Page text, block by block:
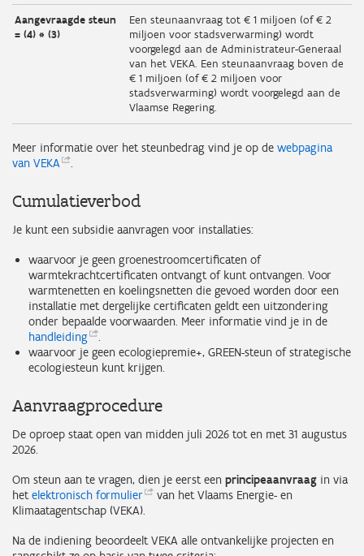
Aangevraagde steun
= (4) * (3)
Een steunaanvraag tot € 1 miljoen (of € 2
miljoen voor stadsverwarming) wordt
voorgelegd aan de Administrateur-Generaal
van het VEKA. Een steunaanvraag boven de
€ 1 miljoen (of € 2 miljoen voor
stadsverwarming) wordt voorgelegd aan de
Vlaamse Regering.
Meer informatie over het steunbedrag vind je op de webpagina
van VEKA
Cumulatieverbod
Je kunt een subsidie aanvragen voor installaties:
waarvoor je geen groenestroomcertificaten of
warmtekrachtcertificaten ontvangt of kunt ontvangen. Voor
warmtenetten en koelingsnetten die gevoed worden door een
installatie met dergelijke certificaten geldt een uitzondering
onder bepaalde voorwaarden. Meer informatie vind je in de
handleiding
waarvoor je geen ecologiepremie+, GREEN-steun of strategische
ecologiesteun kunt krijgen.
Aanvraagprocedure
De oproep staat open van midden juli 2026 tot en met 31 augustus
2026.
Om steun aan te vragen, dien je eerst een principeaanvraag in via
het elektronisch formulier
van het Vlaams Energie- en
Klimaatagentschap (VEKA).
Na de indiening beoordeelt VEKA alle ontvankelijke projecten en